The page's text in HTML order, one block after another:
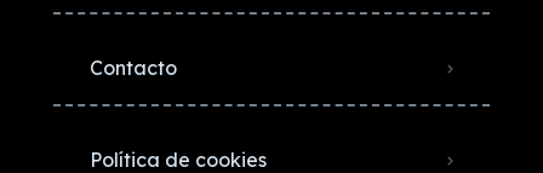
Contacto
Política de cookies